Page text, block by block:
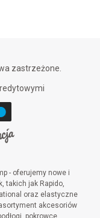
zastrzeżone.
- oferujemy nowe i
takich jak Rapido,
oraz elastyczne
akcesoriów
pokrowce,